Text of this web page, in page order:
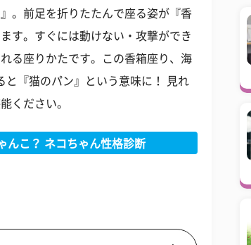
。前足を折りたたんで座る姿が『香
す。すぐには動けない・攻撃ができ
る座りかたです。この香箱座り、海
『猫のパン』という意味に！ 見れ
ください。
んこ？ ネコちゃん性格診断